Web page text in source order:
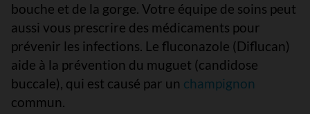
bouche et de la gorge. Votre équipe de soins peut
aussi vous prescrire des médicaments pour
prévenir les infections. Le fluconazole (Diflucan)
aide à la prévention du muguet (candidose
buccale), qui est causé par un champignon
commun.